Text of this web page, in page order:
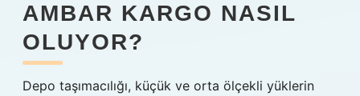
AMBAR KARGO NASIL
OLUYOR?
Depo taşımacılığı, küçük ve orta ölçekli yüklerin